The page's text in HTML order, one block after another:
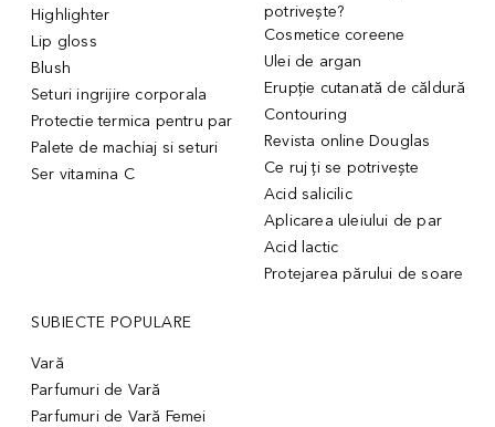
Highlighter
Lip gloss
Blush
Seturi ingrijire corporala
Protectie termica pentru par
Palete de machiaj si seturi
Ser vitamina C
potrivește?
Cosmetice coreene
Ulei de argan
Erupție cutanată de căldură
Contouring
Revista online Douglas
Ce ruj ți se potrivește
Acid salicilic
Aplicarea uleiului de par
Acid lactic
Protejarea părului de soare
SUBIECTE POPULARE
Vară
Parfumuri de Vară
Parfumuri de Vară Femei